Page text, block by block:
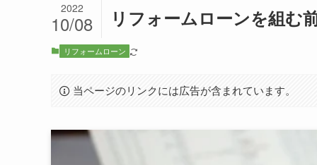
リフォームローンを組む
2022
10/08
リフォームローン
当ページのリンクには広告が含まれています。